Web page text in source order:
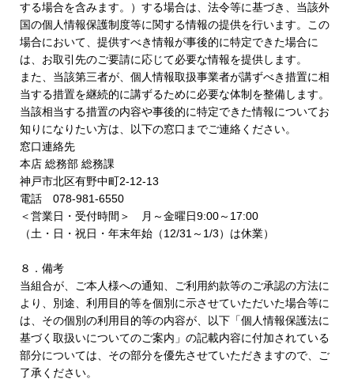
する場合を含みます。）する場合は、法令等に基づき、当該外
国の個人情報保護制度等に関する情報の提供を行います。この
場合において、提供すべき情報が事後的に特定できた場合に
は、お取引先のご要請に応じて必要な情報を提供します。
また、当該第三者が、個人情報取扱事業者が講ずべき措置に相
当する措置を継続的に講ずるために必要な体制を整備します。
当該相当する措置の内容や事後的に特定できた情報についてお
知りになりたい方は、以下の窓口までご連絡ください。
窓口連絡先
本店 総務部 総務課
神戸市北区有野中町2-12-13
電話 078-981-6550
＜営業日・受付時間＞ 月～金曜日9:00～17:00
（土・日・祝日・年末年始（12/31～1/3）は休業）
８．備考
当組合が、ご本人様への通知、ご利用約款等のご承認の方法に
より、別途、利用目的等を個別に示させていただいた場合等に
は、その個別の利用目的等の内容が、以下「個人情報保護法に
基づく取扱いについてのご案内」の記載内容に付加されている
部分については、その部分を優先させていただきますので、ご
了承ください。